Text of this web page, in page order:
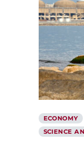
ECONOMY
SCIENCE